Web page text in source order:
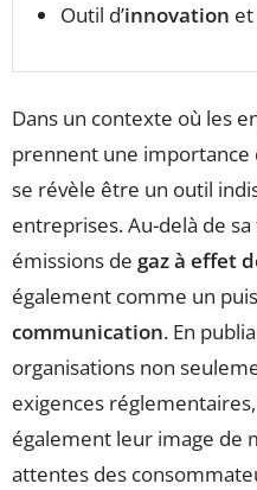
Outil d’innovation et
Dans un contexte où les
prennent une importance
se révèle être un outil
entreprises. Au-delà de
émissions de gaz à effet
également comme un
communication. En
organisations non
exigences
également leur image de
attentes des